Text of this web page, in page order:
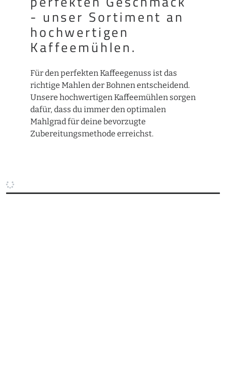
- unser Sortiment an
hochwertigen
Kaffeemühlen.
Für den perfekten Kaffeegenuss ist das
richtige Mahlen der Bohnen entscheidend.
Unsere hochwertigen Kaffeemühlen sorgen
dafür, dass du immer den optimalen
Mahlgrad für deine bevorzugte
Zubereitungsmethode erreichst.